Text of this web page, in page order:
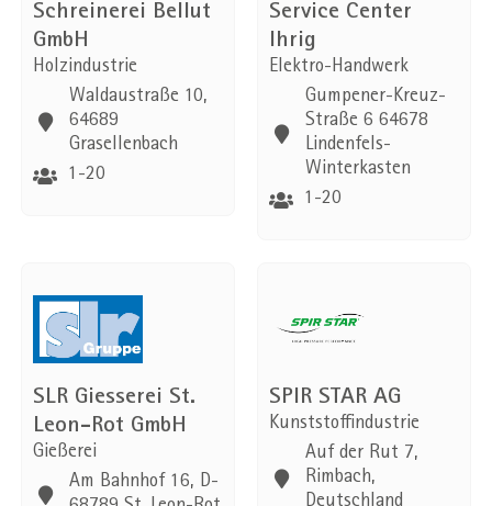
Schreinerei Bellut
GmbH
Holzindustrie
Waldaustraße 10,
64689
Grasellenbach
1-20
Service Center
Ihrig
Elektro-Handwerk
Gumpener-Kreuz-
Straße 6 64678
Lindenfels-
Winterkasten
1-20
SLR Giesserei St.
Leon-Rot GmbH
Gießerei
Am Bahnhof 16, D-
SPIR STAR AG
Kunststoffindustrie
Auf der Rut 7,
Rimbach,
Deutschland